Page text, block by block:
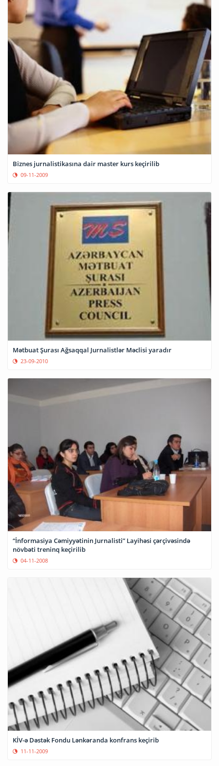
Biznes jurnalistikasına dair master kurs keçirilib
09-11-2009
Mətbuat Şurası Ağsaqqal Jurnalistlər Məclisi yaradır
23-09-2010
“İnformasiya Cəmiyyətinin Jurnalisti” Layihəsi çərçivəsində
növbəti treninq keçirilib
04-11-2008
KİV-ə Dəstək Fondu Lənkəranda konfrans keçirib
11-11-2009